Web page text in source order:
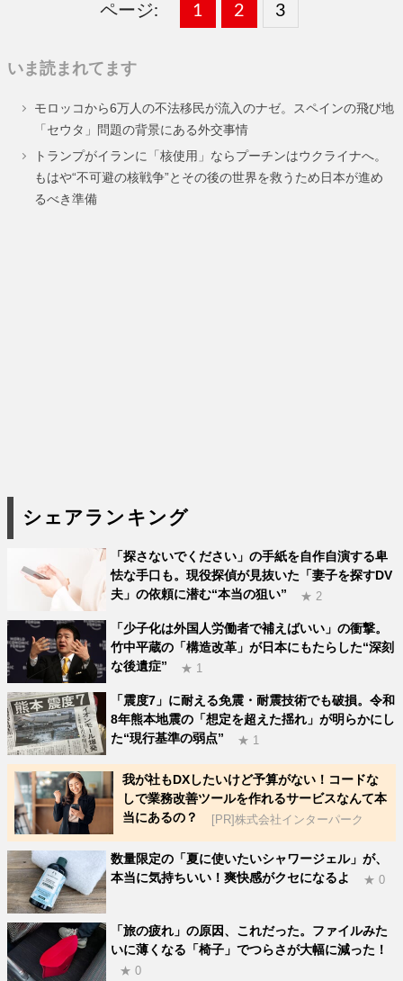
ページ:
固
ー
ジ
1 ,
固
ー
ジ
2 ,
固
ー
ジ
3
いま読まれてます
モロッコから6万人の不法移民が流入のナゼ。スペインの飛び地
「セウタ」問題の背景にある外交事情
トランプがイランに「核使用」ならプーチンはウクライナへ。
もはや“不可避の核戦争”とその後の世界を救うため日本が進め
るべき準備
シェアランキング
「探さないでください」の手紙を自作自演する卑
怯な手口も。現役探偵が見抜いた「妻子を探すDV
夫」の依頼に潜む“本当の狙い”
★ 2
「少子化は外国人労働者で補えばいい」の衝撃。
竹中平蔵の「構造改革」が日本にもたらした“深刻
な後遺症”
★ 1
「震度7」に耐える免震・耐震技術でも破損。令和
8年熊本地震の「想定を超えた揺れ」が明らかにし
た“現行基準の弱点”
★ 1
我が社もDXしたいけど予算がない！コードな
しで業務改善ツールを作れるサービスなんて本
当にあるの？
[PR]株式会社インターパーク
数量限定の「夏に使いたいシャワージェル」が、
本当に気持ちいい！爽快感がクセになるよ
★ 0
「旅の疲れ」の原因、これだった。ファイルみた
いに薄くなる「椅子」でつらさが大幅に減った！
★ 0